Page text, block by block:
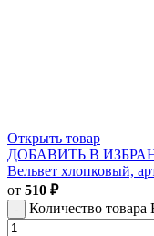
Открыть товар
ДОБАВИТЬ В
Вельвет хлопковый,
от 510 ₽
Количество товара